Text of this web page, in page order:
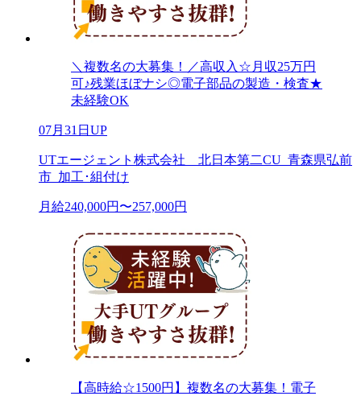
＼複数名の大募集！／高収入☆月収25万円
可♪残業ほぼナシ◎電子部品の製造・検査★
未経験OK
07月31日UP
UTエージェント株式会社 北日本第二CU_青森県弘前
市_加工･組付け
月給240,000円〜257,000円
【高時給☆1500円】複数名の大募集！電子